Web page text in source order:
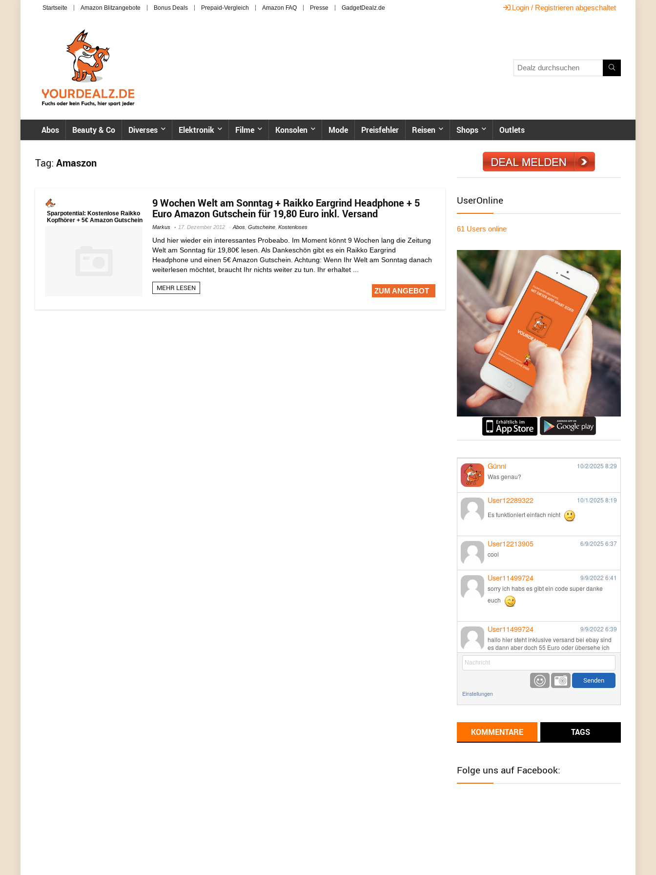
Startseite Amazon Blitzangebote Bonus Deals Prepaid-Vergleich Amazon FAQ Presse GadgetDealz.de Login / Registrieren abgeschaltet
Abos Beauty & Co Diverses Elektronik Filme Konsolen Mode Preisfehler Reisen Shops Outlets
Tag: Amaszon
Sparpotential: Kostenlose Raikko
Kopfhörer + 5€ Amazon Gutschein
9 Wochen Welt am Sonntag + Raikko Eargrind Headphone + 5
Euro Amazon Gutschein für 19,80 Euro inkl. Versand
Markus 17. Dezember 2012 Abos Gutscheine Kostenloses
Und hier wieder ein interessantes Probeabo. Im Moment könnt 9 Wochen lang die Zeitung
Welt am Sonntag für 19,80€ lesen. Als Dankeschön gibt es ein Raikko Eargrind
Headphone und einen 5€ Amazon Gutschein. Achtung: Wenn Ihr Welt am Sonntag danach
weiterlesen möchtet, braucht Ihr nichts weiter zu tun. Ihr erhaltet ...
MEHR LESEN ZUM ANGEBOT
UserOnline
61 Users online
Günni 10/2/2025 8:29
Was genau?
User12289322 10/1/2025 8:19
Es funktioniert einfach nicht
User12213905 6/9/2025 6:37
cool
User11499724 9/9/2022 6:41
sorry ich habs es gibt ein code super danke
euch
User11499724 9/9/2022 6:39
hallo hier steht inklusive versand bei ebay sind
es dann aber doch 55 Euro oder übersehe ich
etwas
9/1/20226:17
Ich glaube du hast den Sinn eines
Schnäppchenblogs noch immer nicht
Günni 9/1/2022
meisten Deals sind Tagespreise!
Einstellungen
KOMMENTARE TAGS
Folge uns auf Facebook: